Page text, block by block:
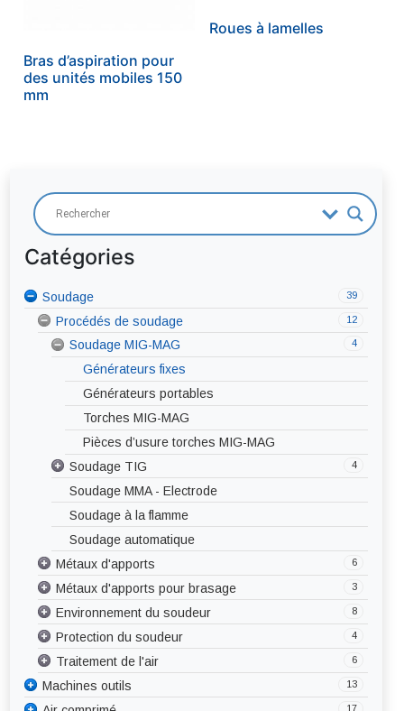
Catégories
39
Soudage
12
Procédés de soudage
Coupage plasma
4
Soudage MIG-MAG
Générateurs fixes
Générateurs portables
Torches MIG-MAG
Pièces d’usure torches MIG-MAG
4
Soudage TIG
Générateurs fixes DC / AC-DC
Générateurs portables DC / AC-DC
Torche TIG
Pièces d’usure torches TIG
Soudage MMA - Electrode
Soudage à la flamme
Soudage automatique
6
Métaux d'apports
Baguettes pour soudage TIG
Electrodes enrobées
Fils pleins pour soudage MIG-MAG
Fils fourrés avec gaz
Fils fourrés sans gaz
3
Métaux d'apports pour brasage
Brasure forte
Brasure tendre
Décapants
8
Environnement du soudeur
Abrasif
Affûteuse
Bridage – Fixation
4
Protection du soudeur
Corps
Mains
6
Traitement de l'air
Aspiration centralisée
13
Machines outils
9
17
Bras d’aspiration pour
des unités mobiles 150
mm
Roues à lamelles